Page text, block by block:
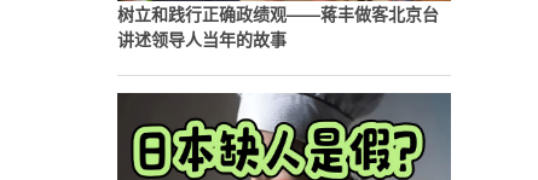
树立和践行正确政绩观——蒋丰做客北京台
讲述领导人当年的故事